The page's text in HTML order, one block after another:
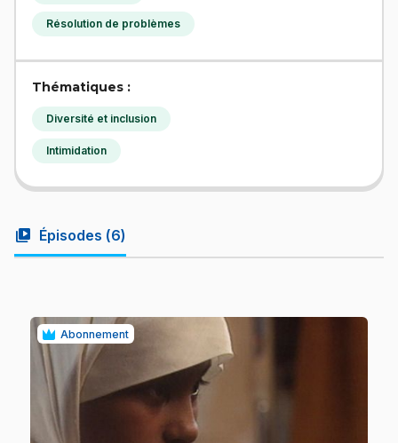
Résolution de problèmes
Thématiques :
Diversité et inclusion
Intimidation
video_library Épisodes (6)
Abonnement